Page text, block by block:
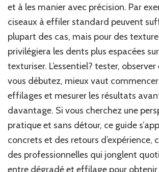
et à les manier avec précision. Par
ciseaux à effiler standard peuvent
plupart des cas, mais pour des
privilégiera les dents plus espacées
texturiser. L’essentiel? tester,
vous débutez, mieux vaut
effilages et mesurer les résultats
davantage. Si vous cherchez une
pratique et sans détour, ce guide
concrets et des retours d’expérience,
des professionnelles qui jonglent
entre dégradé et effilage pour